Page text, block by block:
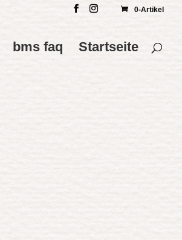
0-Artikel
bms faq Startseite